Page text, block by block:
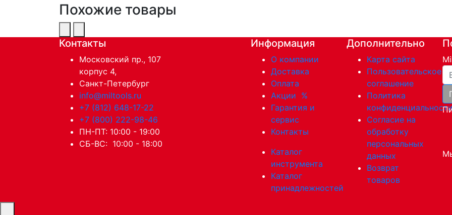
Похожие товары
Контакты
Московский пр., 107
корпус 4,
Санкт-Петербург
info@miltools.ru
+7 (812) 648-17-22
+7 (800) 222-98-46
ПН-ПТ: 10:00 - 19:00
СБ-ВС: 10:00 - 18:00
Информация
О компании
Доставка
Оплата
Акции %
Гарантия и
сервис
Контакты
Каталог
инструмента
Каталог
принадлежностей
Дополнительно
Карта сайта
Пользовательское
соглашение
Политика
Согласие на
обработку
персональных
данных
Возврат
товаров